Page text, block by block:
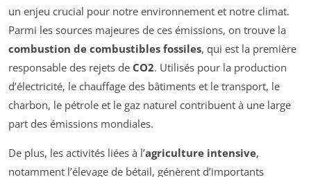
un enjeu crucial pour notre environnement et notre climat.
Parmi les sources majeures de ces émissions, on trouve la
combustion de combustibles fossiles, qui est la première
responsable des rejets de CO2. Utilisés pour la production
d’électricité, le chauffage des bâtiments et le transport, le
charbon, le pétrole et le gaz naturel contribuent à une large
part des émissions mondiales.
De plus, les activités liées à l’agriculture intensive,
notamment l’élevage de bétail, génèrent d’importants